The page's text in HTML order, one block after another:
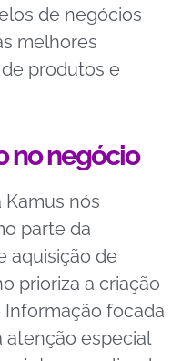
de negócios
melhores
produtos e
no negócio
nós
parte da
aquisição de
prioriza a criação
focada
atenção especial